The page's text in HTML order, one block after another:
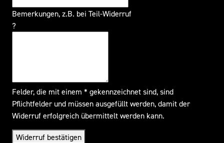
Bemerkungen, z.B. bei Teil-Widerruf
?
Felder, die mit einem * gekennzeichnet sind, sind
Pflichtfelder und müssen ausgefüllt werden, damit der
Widerruf erfolgreich übermittelt werden kann.
Widerruf bestätigen